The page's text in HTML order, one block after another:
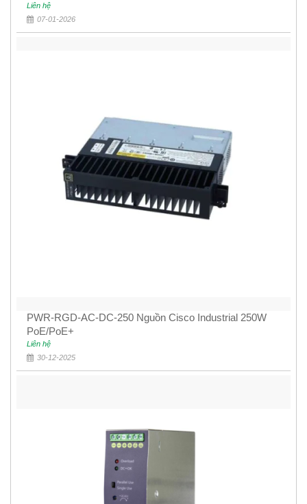
Liên hệ
07-01-2026
PWR-RGD-AC-DC-250 Nguồn Cisco Industrial 250W
PoE/PoE+
Liên hệ
30-12-2025